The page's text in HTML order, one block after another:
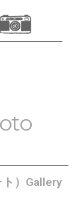
）Gallery